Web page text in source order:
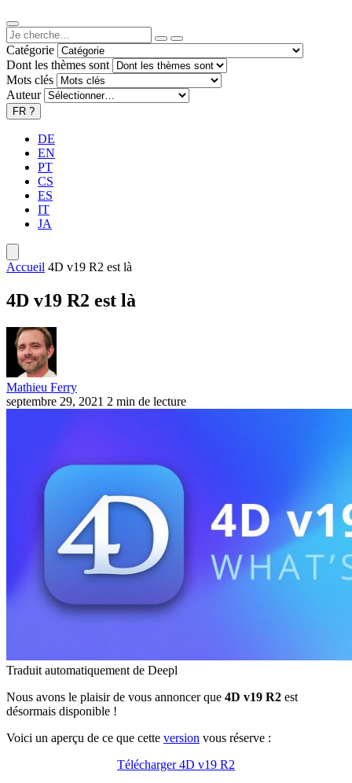
Catégorie
Dont les thèmes sont
Mots clés
Auteur
FR ?
DE
EN
PT
CS
ES
IT
JA
Accueil 4D v19 R2 est là
4D v19 R2 est là
Mathieu Ferry
septembre 29, 2021 2 min de lecture
Traduit automatiquement de Deepl
Nous avons le plaisir de vous annoncer que 4D v19 R2 est
désormais disponible !
Voici un aperçu de ce que cette version vous réserve :
Télécharger 4D v19 R2